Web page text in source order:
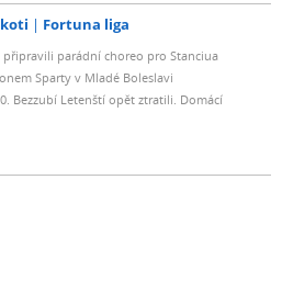
Fortuna liga
parádní choreo pro Stanciua
Sparty v Mladé Boleslavi
Bezzubí Letenští opět ztratili. Domácí